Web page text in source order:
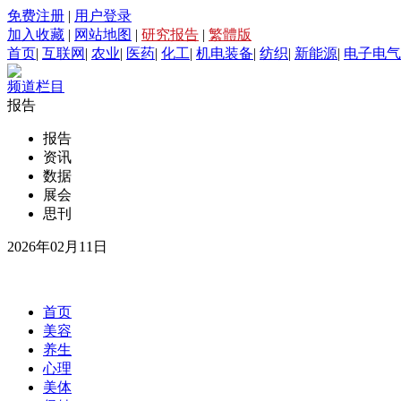
免费注册 | 用户登录
加入收藏 | 网站地图 | 研究报告 | 繁體版
首页| 互联网 | 农业| 医药| 化工| 机电装备| 纺织| 新能源| 电子电气
频道栏目
报告
报告
资讯
数据
展会
思刊
2026年02月11日
首页
美容
养生
心理
美体